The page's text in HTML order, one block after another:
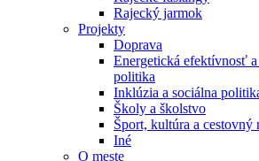
Rajecký jarmok
Projekty
Doprava
Energetická efektívnosť
politika
Inklúzia a sociálna
Školy a školstvo
Šport, kultúra a cestovný
Iné
O meste